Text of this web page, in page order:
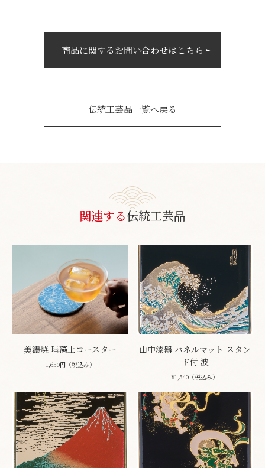
商品に関するお問い合わせはこちら
伝統工芸品一覧へ戻る
関連する伝統工芸品
美濃焼 珪藻土コースター
1,650円（税込み）
山中漆器 パネルマット スタン
ド付 波
¥1,540（税込み）